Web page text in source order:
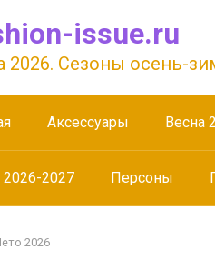
issue.ru
2026. Сезоны осень-
Аксессуары Весна
2027 Персоны
2026